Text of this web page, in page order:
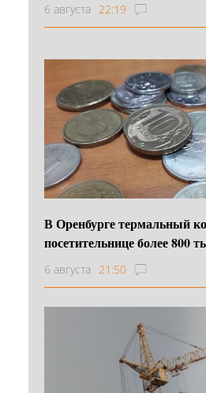
6 августа 22:19
В Оренбурге термальный
посетительнице более 800
6 августа 21:50